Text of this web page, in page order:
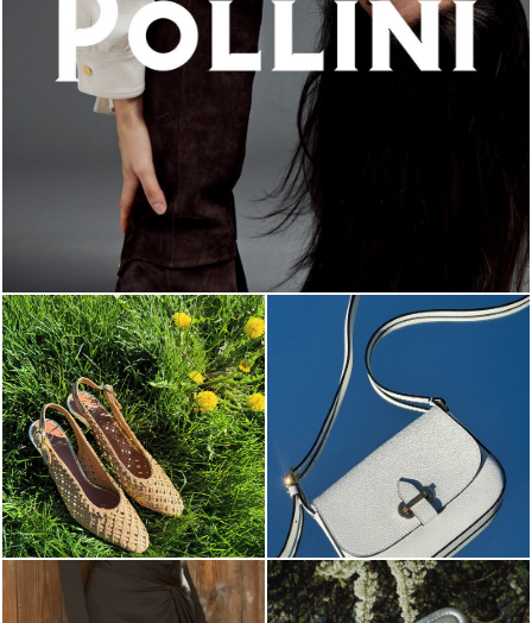
An ode to the house’s vibrant Italian roots, the new...